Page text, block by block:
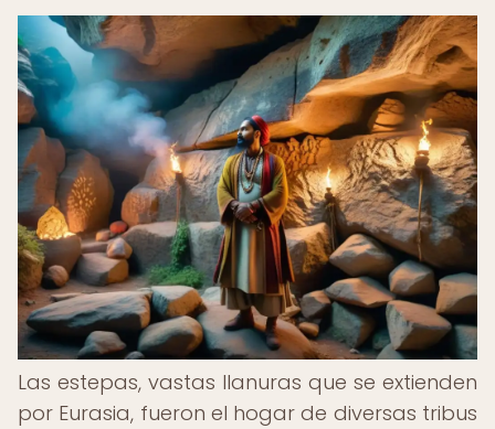
Las estepas, vastas llanuras que se extienden
por Eurasia, fueron el hogar de diversas tribus